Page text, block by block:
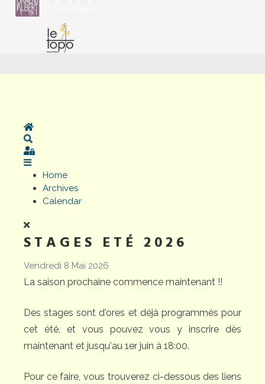
Home
Sign In
Home
Archives
Calendar
STAGES ETÉ 2026
Vendredi 8 Mai 2026
La saison prochaine commence maintenant !!
Des stages sont d'ores et déjà programmés pour
cet été, et vous pouvez vous y inscrire dès
maintenant et jusqu'au 1er juin à 18:00.
Pour ce faire, vous trouverez ci-dessous des liens